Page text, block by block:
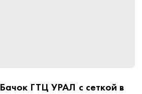
Бачок ГТЦ УРАЛ с сеткой в